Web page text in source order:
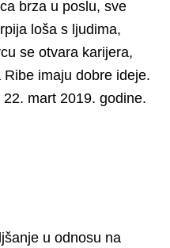
brza u poslu, sve
loša s ljudima,
se otvara karijera,
imaju dobre ideje.
mart 2019. godine.
u odnosu na